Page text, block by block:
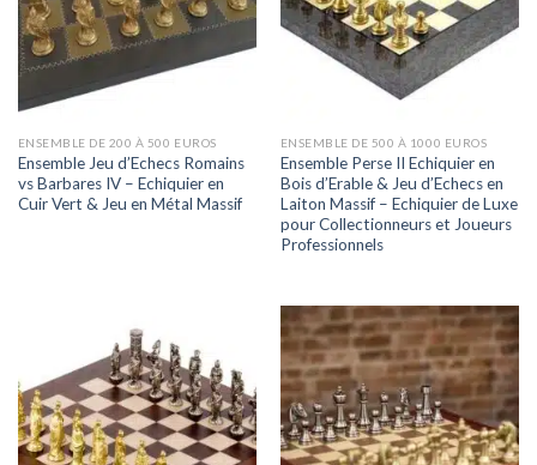
ENSEMBLE DE 200 À 500 EUROS
Ensemble Jeu d’Echecs Romains
vs Barbares IV – Echiquier en
Cuir Vert & Jeu en Métal Massif
ENSEMBLE DE 500 À 1000 EUROS
Ensemble Perse II Echiquier en
Bois d’Erable & Jeu d’Echecs en
Laiton Massif – Echiquier de Luxe
pour Collectionneurs et Joueurs
Professionnels